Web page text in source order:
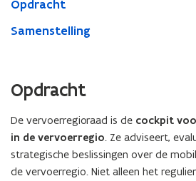
Opdracht
Samenstelling
Opdracht
De vervoerregioraad is de cockpit
in de vervoerregio. Ze adviseert,
strategische beslissingen over de
de vervoerregio. Niet alleen het